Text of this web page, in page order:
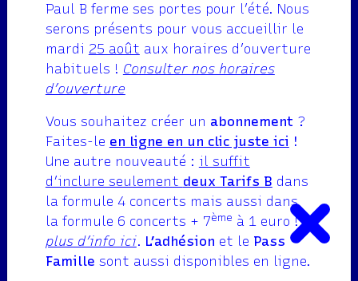
oct
02 oct
annulé
Paul B ferme ses portes pour l’été. Nous
serons présents pour vous accueillir le
mardi 25 août aux horaires d’ouverture
habituels ! Consulter nos horaires
d’ouverture
Vous souhaitez créer un abonnement ?
Faites-le en ligne en un clic juste ici !
Une autre nouveauté : il suffit
d’inclure seulement deux Tarifs B dans
la formule 4 concerts mais aussi dans
la formule 6 concerts + 7ème à 1 euro !
plus d’info ici. L’adhésion et le Pass
Famille sont aussi disponibles en ligne.